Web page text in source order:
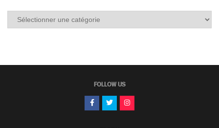
FOLLOW US